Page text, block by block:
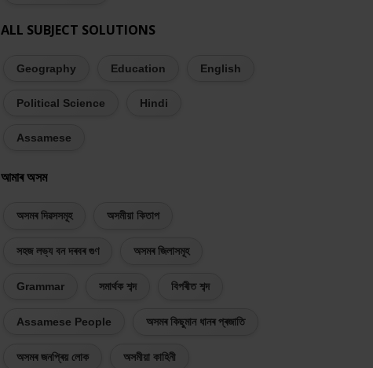
ALL SUBJECT SOLUTIONS
Geography Education English
Political Science Hindi
Assamese
আমাৰ অসম
অসমৰ দিৱসসমূহ অসমীয়া কিতাপ
সহজ লভ্য বন দৰবৰ গুণ অসমৰ জিলাসমূহ
Grammar সমাৰ্থক শব্দ বিপৰীত শব্দ
Assamese People অসমৰ কিছুমান ধানৰ প্ৰজাতি
অসমৰ জনপ্ৰিয় লোক অসমীয়া কাহিনী